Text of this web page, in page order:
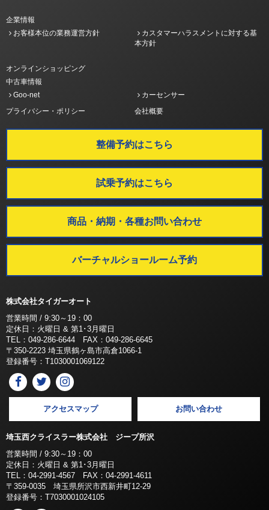
企業情報
お客様本位の業務運営方針
カスタマーハラスメントに対する基
本方針
オンラインショッピング
中古車情報
Goo-net
カーセンサー
プライバシー・ポリシー
会社概要
整備予約はこちら
試乗予約はこちら
商品・納期・各種お問い合わせ
バーチャルショールーム予約
株式会社タイガーオート
営業時間 / 9:30～19：00
定休日：火曜日 & 第1･3月曜日
TEL：049-286-6644 FAX：049-286-6645
〒350-2223 埼玉県鶴ヶ島市高倉1066-1
登録番号：T1030001069122
アクセスマップ お問い合わせ
埼玉西クライスラー株式会社 ジープ所沢
営業時間 / 9:30～19：00
定休日：火曜日 & 第1･3月曜日
TEL：04-2991-4567 FAX：04-2991-4611
〒359-0035 埼玉県所沢市西新井町12-29
登録番号：T7030001024105